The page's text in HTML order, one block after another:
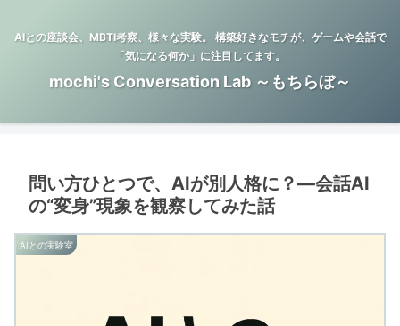
AIとの座談会、MBTI考察、様々な実験。 構築好きなモチが、ゲームや会話で
「気になる何か」に注目してます。
mochi's Conversation Lab ～もちらぼ～
問い方ひとつで、AIが別人格に？—会話AI
の“変身”現象を観察してみた話
AIとの実験室